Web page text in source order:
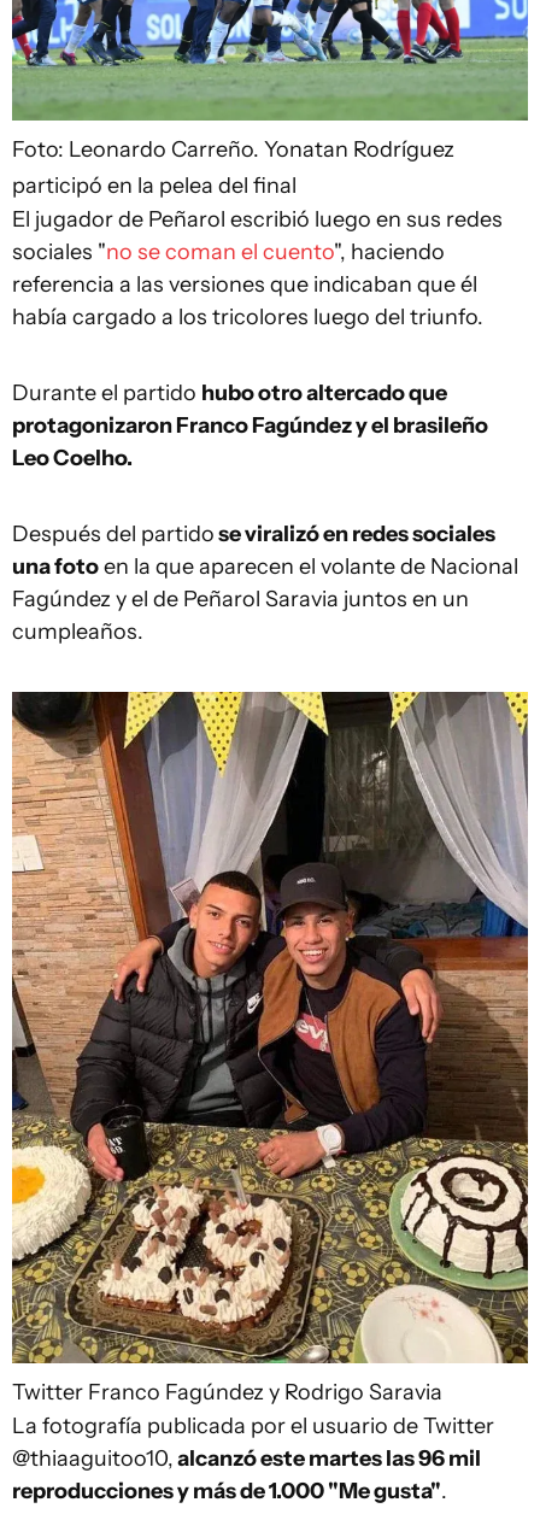
Foto: Leonardo Carreño. Yonatan Rodríguez
participó en la pelea del final
El jugador de Peñarol escribió luego en sus redes
sociales "no se coman el cuento", haciendo
referencia a las versiones que indicaban que él
había cargado a los tricolores luego del triunfo.
Durante el partido hubo otro altercado que
protagonizaron Franco Fagúndez y el brasileño
Leo Coelho.
Después del partidose viralizó en redes sociales
una fotoen la que aparecen el volante de Nacional
Fagúndez y el de Peñarol Saravia juntos en un
cumpleaños.
Twitter Franco Fagúndez y Rodrigo Saravia
La fotografía publicada por el usuario de Twitter
@thiaaguitoo10,alcanzó este martes las 96 mil
reproducciones y más de 1.000 "Me gusta".